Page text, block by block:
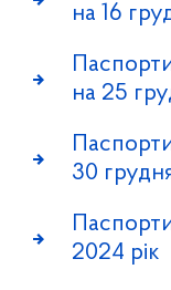
на 16
на 25
30
2024 рік